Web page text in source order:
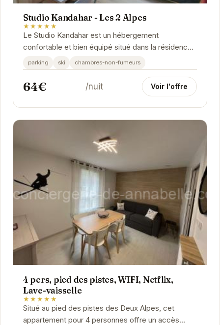
Studio Kandahar - Les 2 Alpes
★★★★★
Le Studio Kandahar est un hébergement
confortable et bien équipé situé dans la résidence
Kandahar aux Deux Alpes. À proximité des
remontées...
parking ski chambres-non-fumeurs
64€ /nuit Voir l'offre
4 pers, pied des pistes, WIFI, Netflix,
Lave-vaisselle
★★★★★
Situé au pied des pistes des Deux Alpes, cet
appartement pour 4 personnes offre un accès